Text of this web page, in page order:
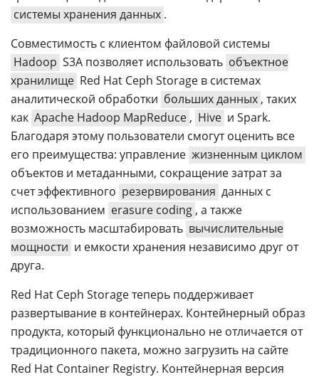
системы хранения данных .
Совместимость с клиентом файловой системы
Hadoop S3A позволяет использовать объектное
хранилище Red Hat Ceph Storage в системах
аналитической обработки больших данных , таких
как Apache Hadoop MapReduce , Hive и Spark.
Благодаря этому пользователи смогут оценить все
его преимущества: управление жизненным циклом
объектов и метаданными, сокращение затрат за
счет эффективного резервирования данных с
использованием erasure coding , а также
возможность масштабировать вычислительные
мощности и емкости хранения независимо друг от
друга.
Red Hat Ceph Storage теперь поддерживает
развертывание в контейнерах. Контейнерный образ
продукта, который функционально не отличается от
традиционного пакета, можно загрузить на сайте
Red Hat Container Registry. Контейнерная версия